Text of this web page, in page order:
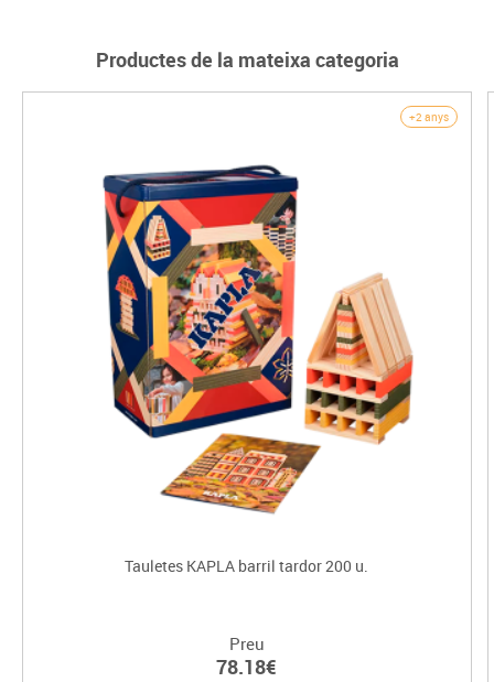
Productes de la mateixa categoria
+2 anys
Tauletes KAPLA barril tardor 200 u.
Preu
78.18€